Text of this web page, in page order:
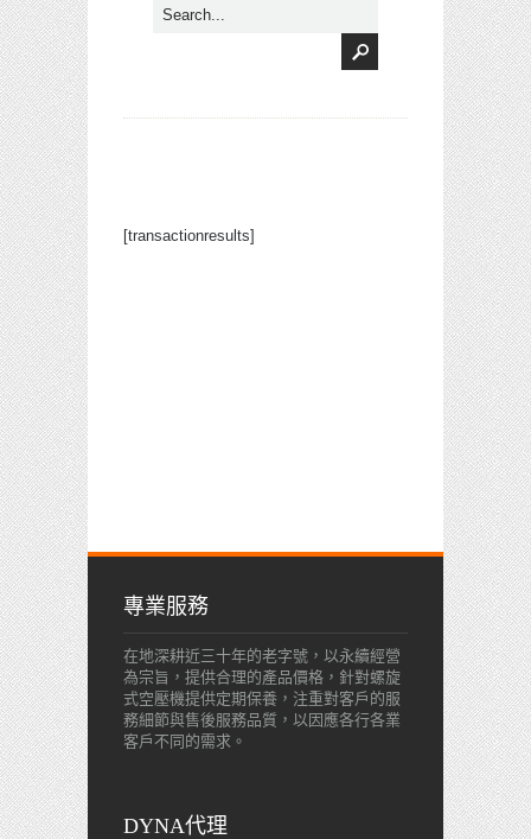
[transactionresults]
專業服務
在地深耕近三十年的老字號，以永續經營
為宗旨，提供合理的產品價格，針對螺旋
式空壓機提供定期保養，注重對客戶的服
務細節與售後服務品質，以因應各行各業
客戶不同的需求。
DYNA代理